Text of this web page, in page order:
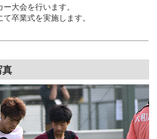
大会を行います。
卒業式を実施します。
真